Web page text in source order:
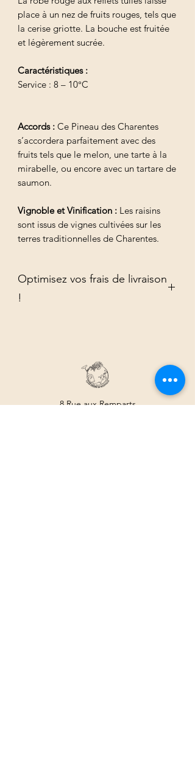
place à un nez de fruits rouges, tels que
la cerise griotte. La bouche est fruitée
et légèrement sucrée.
Caractéristiques :
Service : 8 – 10°C
Accords : Ce Pineau des Charentes
s’accordera parfaitement avec des
fruits tels que le melon, une tarte à la
mirabelle, ou encore avec un tartare de
saumon.
Vignoble et Vinification : Les raisins
sont issus de vignes cultivées sur les
terres traditionnelles de Charentes.
Optimisez vos frais de livraison
!
8 Rue aux Remparts